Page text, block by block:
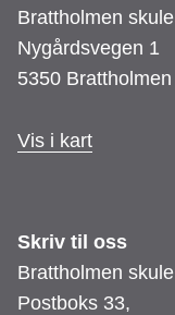
Brattholmen skule
Nygårdsvegen 1
5350 Brattholmen
Vis i kart
Skriv til oss
Brattholmen skule
Postboks 33,